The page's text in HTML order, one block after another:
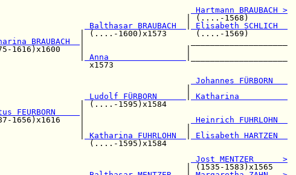
|
Hartmann BRAUBACH >
| (....-1568)
Balthasar BRAUBACH
Elisabeth SCHLICH
| (....-1600)x1573      (....-1569)
BRAUBACH
1616)x1600    |                     |
Anna
x1573
Johannes FÜRBORN
Ludolf FÜRBORN
Katharina
| (....-1595)x1584
FEURBORN
1656)x1616    |
Heinrich FUHRLOHN
Katharina FUHRLOHN
Elisabeth HARTZEN
(....-1595)x1584
|
Jost MENTZER      >
| (1535-1583)x1565